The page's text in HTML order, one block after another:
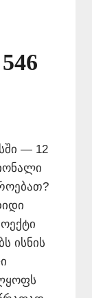
— 12
ისნის